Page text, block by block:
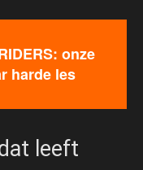
onze
harde les
leeft